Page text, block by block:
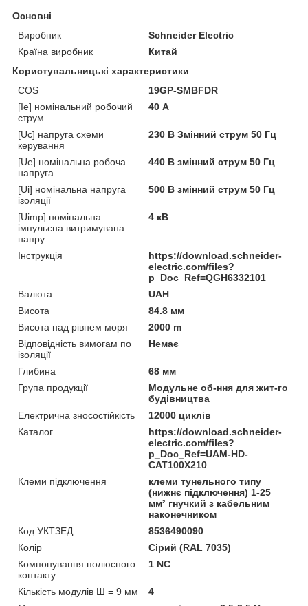
Основні
Виробник
Schneider Electric
Країна виробник
Китай
Користувальницькі характеристики
COS
19GP-SMBFDR
[Ie] номінальний робочий
струм
40 А
[Uc] напруга схеми
керування
230 В Змінний струм 50 Гц
[Ue] номінальна робоча
напруга
440 В змінний струм 50 Гц
[Ui] номінальна напруга
ізоляції
500 В змінний струм 50 Гц
[Uimp] номінальна
імпульсна витримувана
напру
4 кВ
Інструкція
https://download.schneider-
electric.com/files?
p_Doc_Ref=QGH6332101
Валюта
UAH
Висота
84.8 мм
Висота над рівнем моря
2000 m
Відповідність вимогам по
ізоляції
Немає
Глибина
68 мм
Група продукції
Модульне об-ння для жит-го
будівництва
Електрична зносостійкість
12000 циклів
Каталог
https://download.schneider-
electric.com/files?
p_Doc_Ref=UAM-HD-
CAT100X210
Клеми підключення
клеми тунельного типу
(нижнє підключення) 1-25
мм² гнучкий з кабельним
наконечником
Код УКТЗЕД
8536490090
Колір
Сірий (RAL 7035)
Компонування полюсного
контакту
1 NC
Кількість модулів Ш = 9 мм
4